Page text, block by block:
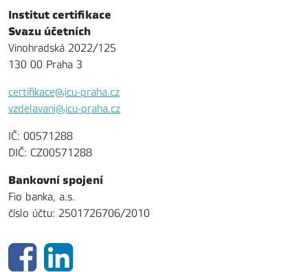
Institut certifikace
Svazu účetních
Vinohradská 2022/125
130 00 Praha 3
certifikace@icu-praha.cz
vzdelavani@icu-praha.cz
IČ: 00571288
DIČ: CZ00571288
Bankovní spojení
Fio banka, a.s.
číslo účtu: 2501726706/2010